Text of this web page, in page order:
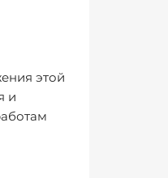
этой
и